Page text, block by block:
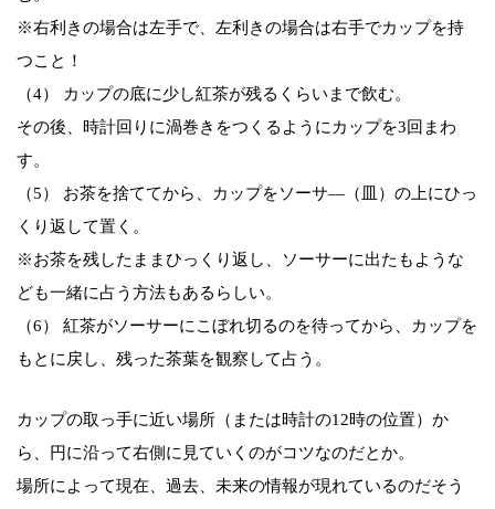
※右利きの場合は左手で、左利きの場合は右手でカップを持
つこと！
（4） カップの底に少し紅茶が残るくらいまで飲む。
その後、時計回りに渦巻きをつくるようにカップを3回まわ
す。
（5） お茶を捨ててから、カップをソーサ―（皿）の上にひっ
くり返して置く。
※お茶を残したままひっくり返し、ソーサーに出たもような
ども一緒に占う方法もあるらしい。
（6） 紅茶がソーサーにこぼれ切るのを待ってから、カップを
もとに戻し、残った茶葉を観察して占う。
カップの取っ手に近い場所（または時計の12時の位置）か
ら、円に沿って右側に見ていくのがコツなのだとか。
場所によって現在、過去、未来の情報が現れているのだそう